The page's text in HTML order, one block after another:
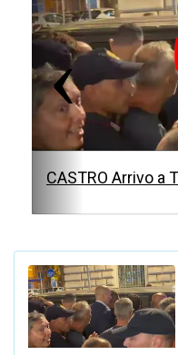
CASTRO Arrivo a
v
i
o
u
s